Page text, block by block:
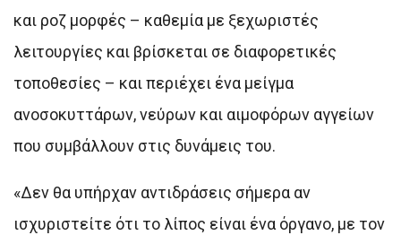
και ροζ μορφές – καθεμία με ξεχωριστές
λειτουργίες και βρίσκεται σε διαφορετικές
τοποθεσίες – και περιέχει ένα μείγμα
ανοσοκυττάρων, νεύρων και αιμοφόρων αγγείων
που συμβάλλουν στις δυνάμεις του.
«Δεν θα υπήρχαν αντιδράσεις σήμερα αν
ισχυριστείτε ότι το λίπος είναι ένα όργανο, με τον